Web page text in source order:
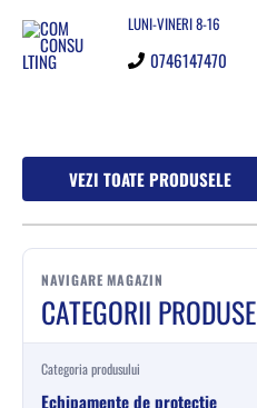
content
LUNI-VINERI 8-16
0746147470
VEZI TOATE PRODUSELE
NAVIGARE MAGAZIN
CATEGORII PRODUSE
Categoria produsului
Echipamente de protectie
C
a
a
g